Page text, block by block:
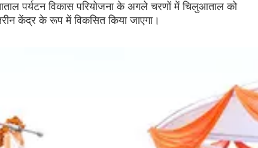
पर्यटन विकास परियोजना के अगले चरणों में चिलुआताल को
केंद्र के रूप में विकसित किया जाएगा।